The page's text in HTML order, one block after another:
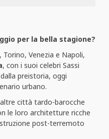
per la bella stagione?
Venezia e Napoli,
, con i suoi celebri Sassi
preistoria, oggi
urbano.
città tardo-barocche
le loro architetture ricche
post-terremoto